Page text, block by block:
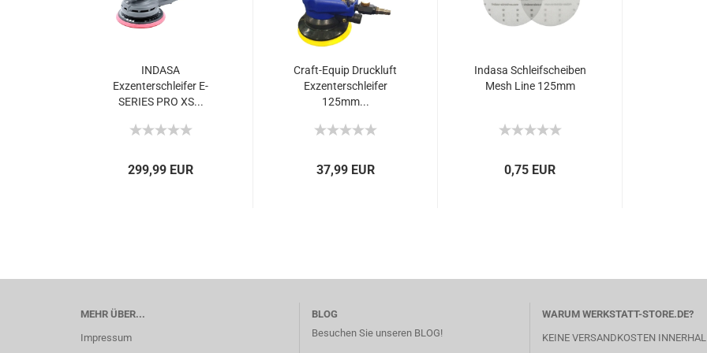
INDASA
Exzenterschleifer E-
SERIES PRO XS...
299,99 EUR
Craft-Equip Druckluft
Exzenterschleifer
125mm...
37,99 EUR
Indasa Schleifscheiben
Mesh Line 125mm
0,75 EUR
MEHR ÜBER...
Impressum
BLOG
Besuchen Sie unseren BLOG!
WARUM WERKSTATT-STORE.DE?
KEINE VERSANDKOSTEN